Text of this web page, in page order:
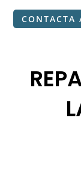
CONTACTA